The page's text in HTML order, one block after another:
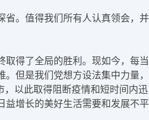
省。值得我们所有人认真领会，并
得了全局的胜利。现如今，每当
但是我们党想方设法集中力量，
，以此取得阻断疫情和短时间内迅
益增长的美好生活需要和发展不平